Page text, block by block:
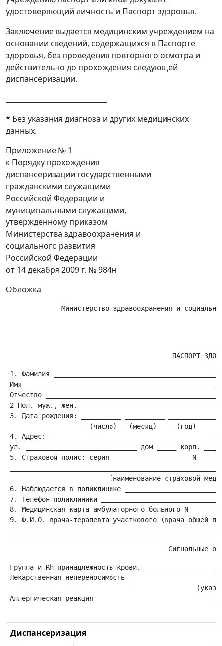
удостоверяющий личность и Паспорт здоровья.
Заключение выдается медицинским учреждением на
основании сведений, содержащихся в Паспорте
здоровья, без проведения повторного осмотра и
действительно до прохождения следующей
диспансеризации.
* Без указания диагноза и других медицинских
данных.
Приложение № 1
к Порядку прохождения
диспансеризации государственными
гражданскими служащими
Российской Федерации и
муниципальными служащими,
утверждённому приказом
Министерства здравоохранения и
социального развития
Российской Федерации
от 14 декабря 2009 г. № 984н
Обложка
1. Фамилия
Имя
Отчество
2 Пол. муж., жен.
3. Дата рождения: __________ __________ ____________
                     (число)   (месяц)     (год)
4. Адрес:
ул. ____________________________ дом _____ корп.
5. Страховой полис: серия ___________________ N
(наименование страховой
6. Наблюдается в поликлинике
7. Телефон поликлиники
8. Медицинская карта амбулаторного больного N
9. Ф.И.О. врача-терапевта участкового (врача общей
Группа и Rh-принадлежность крови.
Лекарственная непереносимость
Аллергическая
Диспансеризация